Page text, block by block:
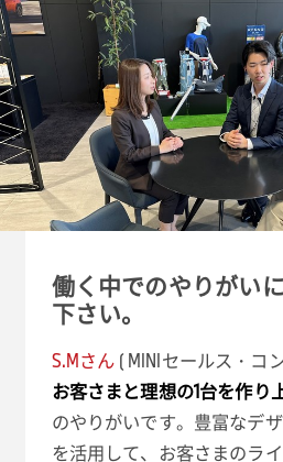
働く中でのやりがい
下さい。
S.Mさん ( MINIセールス・コ
お客さまと理想の1台を作り
のやりがいです。豊富なデ
を活用して、お客さまのラ